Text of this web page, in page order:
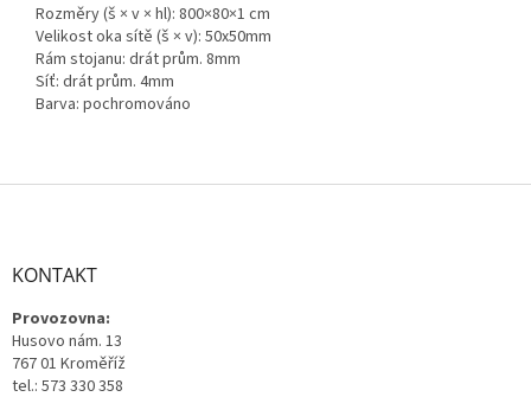
Rozměry (š × v × hl): 800×80×1 cm
Velikost oka sítě (š × v): 50x50mm
Rám stojanu: drát prům. 8mm
Síť: drát prům. 4mm
Barva: pochromováno
Z
KONTAKT
Provozovna:
Husovo nám. 13
767 01 Kroměříž
tel.: 573 330 358